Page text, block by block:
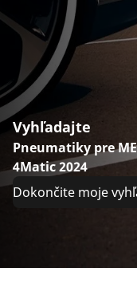
Vyhľadajte
Pneumatiky pre
4Matic 2024
Dokončite moje